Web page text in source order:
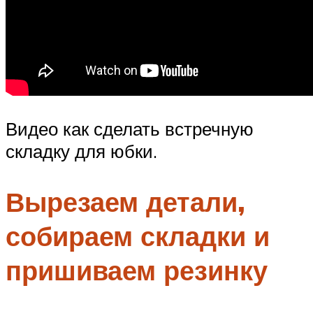
Видео как сделать встречную
складку для юбки.
Вырезаем детали,
собираем складки и
пришиваем резинку